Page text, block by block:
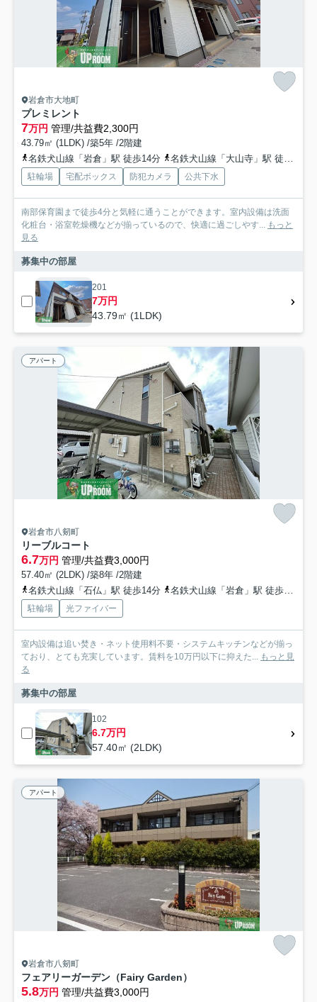
岩倉市大地町
プレミレント
7万円 管理/共益費2,300円
43.79㎡ (1LDK) /築5年 /2階建
名鉄犬山線「岩倉」駅 徒歩14分
名鉄犬山線「大山寺」駅 徒歩19分
駐輪場 宅配ボックス 防犯カメラ 公共下水
南部保育園まで徒歩4分と気軽に通うことができます。室内設備は洗面
化粧台・浴室乾燥機などが揃っているので、快適に過ごしやす...
もっと
見る
募集中の部屋
201
7万円
43.79㎡ (1LDK)
アパート
岩倉市八剱町
リーブルコート
6.7万円 管理/共益費3,000円
57.40㎡ (2LDK) /築8年 /2階建
名鉄犬山線「石仏」駅 徒歩14分
名鉄犬山線「岩倉」駅 徒歩23分
駐輪場 光ファイバー
室内設備は追い焚き・ネット使用料不要・システムキッチンなどが揃っ
ており、とても充実しています。賃料を10万円以下に抑えた...
もっと見
る
募集中の部屋
102
6.7万円
57.40㎡ (2LDK)
アパート
岩倉市八剱町
フェアリーガーデン（Fairy Garden）
5.8万円 管理/共益費3,000円